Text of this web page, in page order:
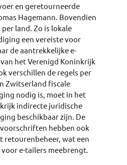
en geretourneerde
Hagemann. Bovendien
land. Zo is lokale
een vereiste voor
de aantrekkelijke e-
het Verenigd Koninkrijk
verschillen de regels per
Zwitserland fiscale
nodig is, moet in het
indirecte juridische
beschikbaar zijn. De
hebben ook
retourenbeheer, wat een
e-tailers meebrengt.